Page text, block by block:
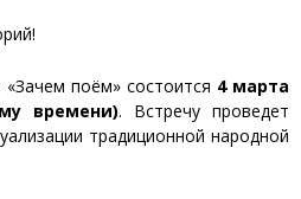
поём» состоится 4 марта
времени). Встречу проведет
традиционной народной